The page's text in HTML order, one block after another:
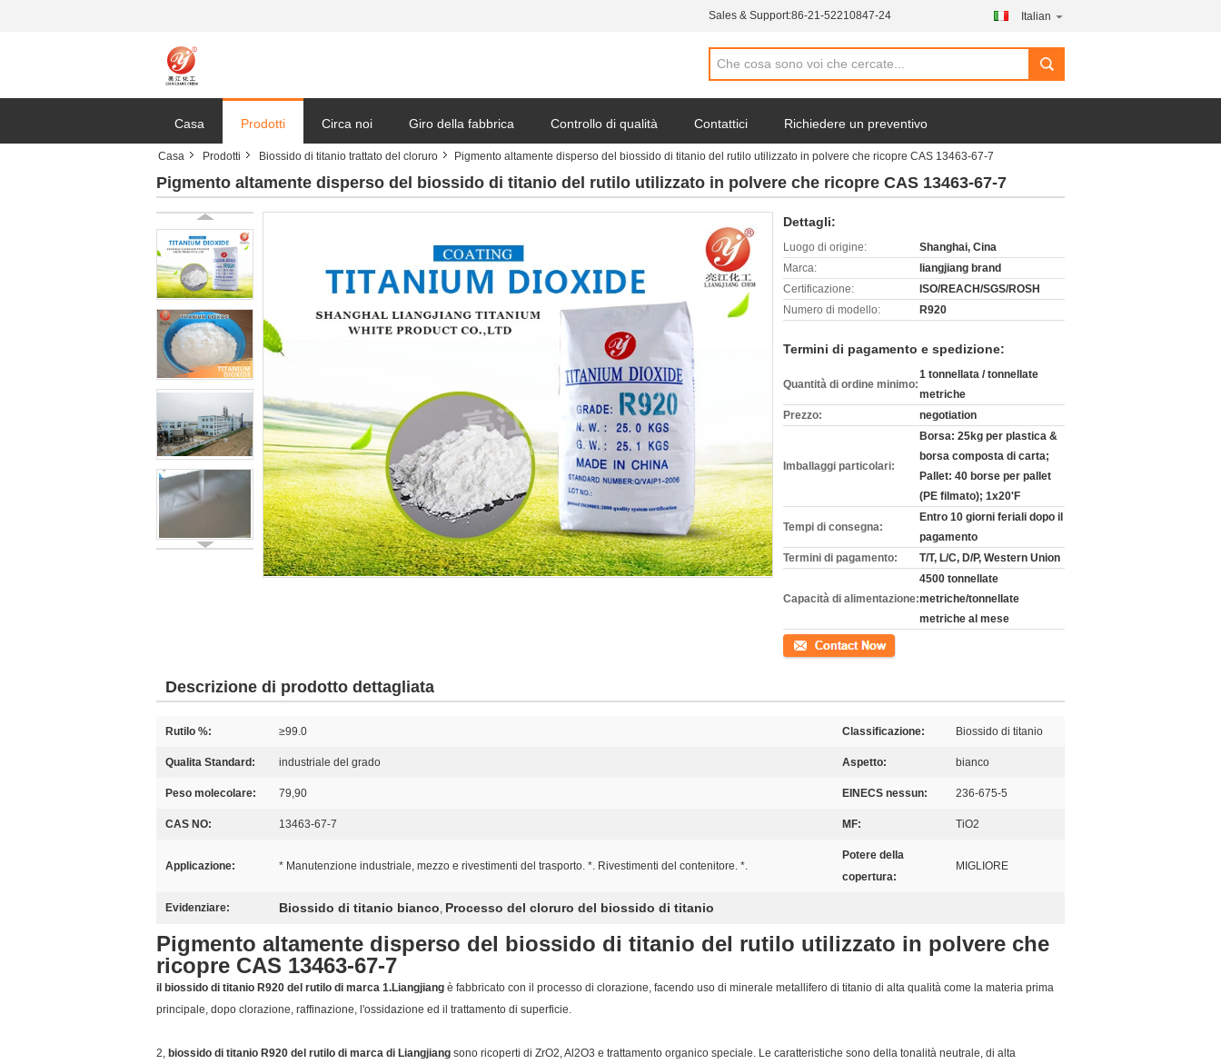
Sales & Support:86-21-52210847-24 Italian
search
Casa Prodotti Circa noi Giro della fabbrica Controllo di qualità Contattici Richiedere un preventivo
Casa Prodotti Biossido di titanio trattato del cloruro Pigmento altamente disperso del biossido di titanio del rutilo utilizzato in polvere che ricopre CAS 13463-67-7
Pigmento altamente disperso del biossido di titanio del rutilo utilizzato in polvere che ricopre CAS 13463-67-7
Dettagli:
Luogo di origine:
Shanghai, Cina
Marca:
liangjiang brand
Certificazione:
ISO/REACH/SGS/ROSH
Numero di modello:
R920
Termini di pagamento e spedizione:
Quantità di ordine minimo:
1 tonnellata / tonnellate
metriche
Prezzo:
negotiation
Imballaggi particolari:
Borsa: 25kg per plastica &
borsa composta di carta;
Pallet: 40 borse per pallet
(PE filmato); 1x20'F
Tempi di consegna:
Entro 10 giorni feriali dopo il
pagamento
Termini di pagamento:
T/T, L/C, D/P, Western Union
Capacità di alimentazione:
4500 tonnellate
metriche/tonnellate
metriche al mese
Contatto
Descrizione di prodotto dettagliata
Rutilo %: ≥99.0 Classificazione: Biossido di titanio
Qualita Standard: industriale del grado Aspetto: bianco
Peso molecolare: 79,90 EINECS nessun: 236-675-5
CAS NO: 13463-67-7 MF: TiO2
Applicazione: * Manutenzione industriale, mezzo e rivestimenti del trasporto. *. Rivestimenti del contenitore. *.
Potere della
copertura:
MIGLIORE
Evidenziare: Biossido di titanio bianco, Processo del cloruro del biossido di titanio
Pigmento altamente disperso del biossido di titanio del rutilo utilizzato in polvere che
ricopre CAS 13463-67-7
il biossido di titanio R920 del rutilo di marca 1.Liangjiang è fabbricato con il processo di clorazione, facendo uso di minerale metallifero di titanio di alta qualità come la materia prima
principale, dopo clorazione, raffinazione, l'ossidazione ed il trattamento di superficie.
2, biossido di titanio R920 del rutilo di marca di Liangjiang sono ricoperti di ZrO2, Al2O3 e trattamento organico speciale. Le caratteristiche sono della tonalità neutrale, di alta